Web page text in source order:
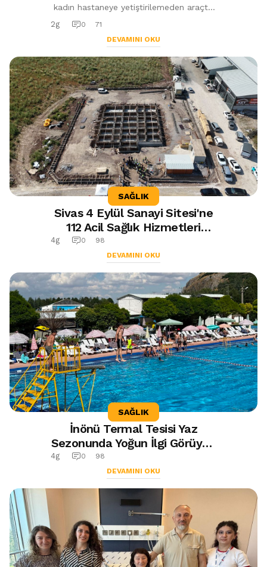
kadın hastaneye yetiştirilemeden araçta
doğum yaptı. 112 Acil Sağlık ekiplerinin
2g 0
71
DEVAMINI OKU
SAĞLIK
Sivas 4 Eylül Sanayi Sitesi'ne
112 Acil Sağlık Hizmetleri
İstasyonu ve Aile Sağlığı
Merkezi Yapılıyor
4g 0
98
DEVAMINI OKU
SAĞLIK
İnönü Termal Tesisi Yaz
Sezonunda Yoğun İlgi Görüyor:
26 Derecelik Doğal Şifalı Su
Ziyaretçileri Ağırlıyor
4g 0
98
DEVAMINI OKU